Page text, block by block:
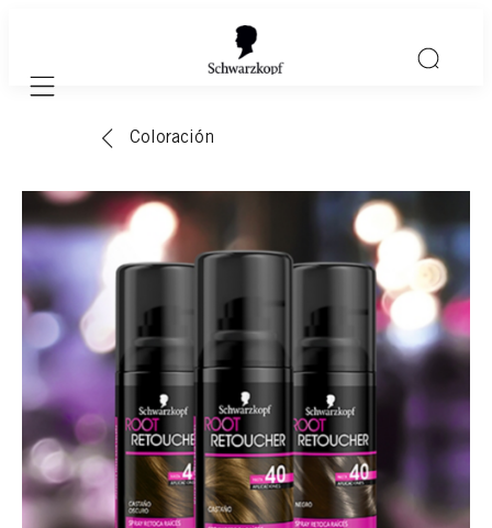
Mobile navigation
Coloración